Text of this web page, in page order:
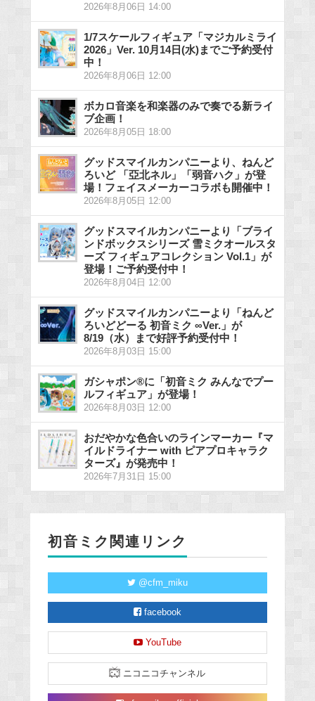
2026年8月06日 14:00
1/7スケールフィギュア「マジカルミライ
2026」Ver. 10月14日(水)までご予約受付
中！
2026年8月06日 12:00
ボカロ音楽を和楽器のみで奏でる新ライ
ブ企画！
2026年8月05日 18:00
グッドスマイルカンパニーより、ねんど
ろいど 「亞北ネル」「弱音ハク」が登
場！フェイスメーカーコラボも開催中！
2026年8月05日 12:00
グッドスマイルカンパニーより「ブライ
ンドボックスシリーズ 雪ミクオールスタ
ーズ フィギュアコレクション Vol.1」が
登場！ご予約受付中！
2026年8月04日 12:00
グッドスマイルカンパニーより「ねんど
ろいどどーる 初音ミク ∞Ver.」が
8/19（水）まで好評予約受付中！
2026年8月03日 15:00
ガシャポン®に「初音ミク みんなでプー
ルフィギュア」が登場！
2026年8月03日 12:00
おだやかな色合いのラインマーカー『マ
イルドライナー with ピアプロキャラク
ターズ』が発売中！
2026年7月31日 15:00
初音ミク関連リンク
@cfm_miku
facebook
YouTube
ニコニコチャンネル